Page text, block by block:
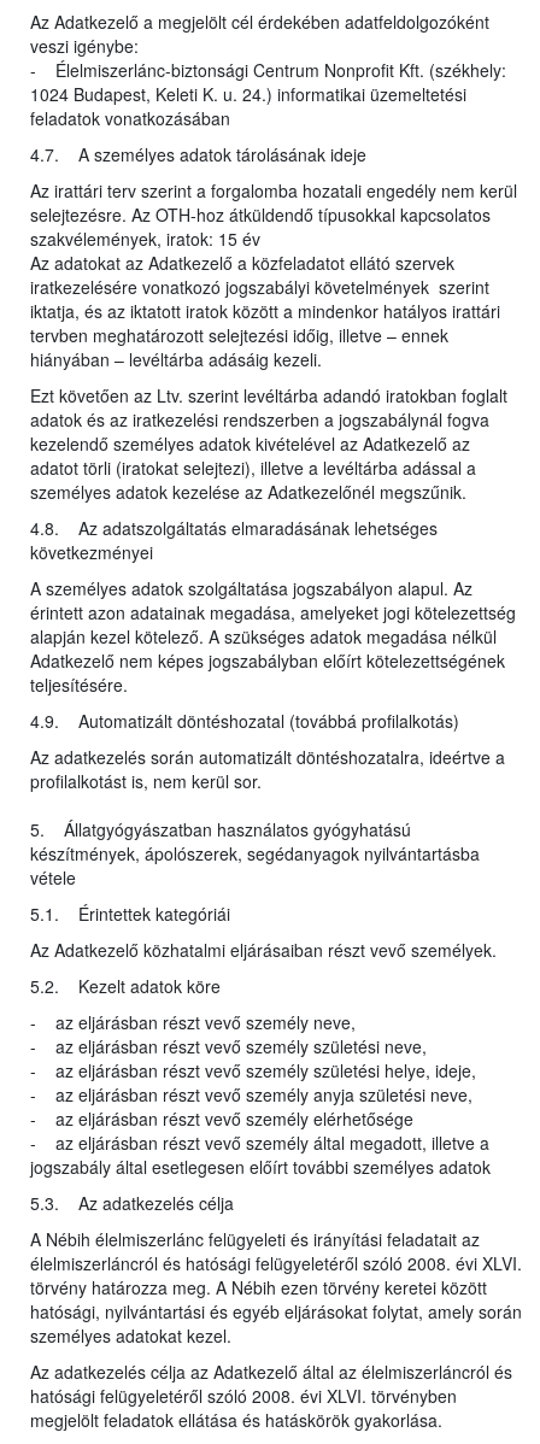
Az Adatkezelő a megjelölt cél érdekében adatfeldolgozóként
veszi igénybe:
- Élelmiszerlánc-biztonsági Centrum Nonprofit Kft. (székhely:
1024 Budapest, Keleti K. u. 24.) informatikai üzemeltetési
feladatok vonatkozásában
4.7. A személyes adatok tárolásának ideje
Az irattári terv szerint a forgalomba hozatali engedély nem kerül
selejtezésre. Az OTH-hoz átküldendő típusokkal kapcsolatos
szakvélemények, iratok: 15 év
Az adatokat az Adatkezelő a közfeladatot ellátó szervek
iratkezelésére vonatkozó jogszabályi követelmények szerint
iktatja, és az iktatott iratok között a mindenkor hatályos irattári
tervben meghatározott selejtezési időig, illetve – ennek
hiányában – levéltárba adásáig kezeli.
Ezt követően az Ltv. szerint levéltárba adandó iratokban foglalt
adatok és az iratkezelési rendszerben a jogszabálynál fogva
kezelendő személyes adatok kivételével az Adatkezelő az
adatot törli (iratokat selejtezi), illetve a levéltárba adással a
személyes adatok kezelése az Adatkezelőnél megszűnik.
4.8. Az adatszolgáltatás elmaradásának lehetséges
következményei
A személyes adatok szolgáltatása jogszabályon alapul. Az
érintett azon adatainak megadása, amelyeket jogi kötelezettség
alapján kezel kötelező. A szükséges adatok megadása nélkül
Adatkezelő nem képes jogszabályban előírt kötelezettségének
teljesítésére.
4.9. Automatizált döntéshozatal (továbbá profilalkotás)
Az adatkezelés során automatizált döntéshozatalra, ideértve a
profilalkotást is, nem kerül sor.
5. Állatgyógyászatban használatos gyógyhatású
készítmények, ápolószerek, segédanyagok nyilvántartásba
vétele
5.1. Érintettek kategóriái
Az Adatkezelő közhatalmi eljárásaiban részt vevő személyek.
5.2. Kezelt adatok köre
- az eljárásban részt vevő személy neve,
- az eljárásban részt vevő személy születési neve,
- az eljárásban részt vevő személy születési helye, ideje,
- az eljárásban részt vevő személy anyja születési neve,
- az eljárásban részt vevő személy elérhetősége
- az eljárásban részt vevő személy által megadott, illetve a
jogszabály által esetlegesen előírt további személyes adatok
5.3. Az adatkezelés célja
A Nébih élelmiszerlánc felügyeleti és irányítási feladatait az
élelmiszerláncról és hatósági felügyeletéről szóló 2008. évi XLVI.
törvény határozza meg. A Nébih ezen törvény keretei között
hatósági, nyilvántartási és egyéb eljárásokat folytat, amely során
személyes adatokat kezel.
Az adatkezelés célja az Adatkezelő által az élelmiszerláncról és
hatósági felügyeletéről szóló 2008. évi XLVI. törvényben
megjelölt feladatok ellátása és hatáskörök gyakorlása.